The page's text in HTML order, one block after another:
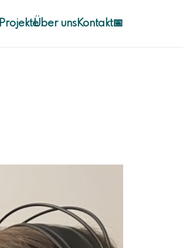
ProjekteÜber unsKontakt📅